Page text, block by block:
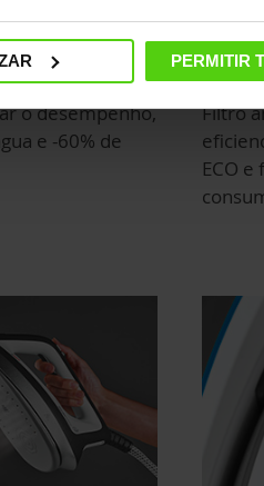
PERMITIR
de forma
o desempenho,
e -60% de
Filtro
ECO